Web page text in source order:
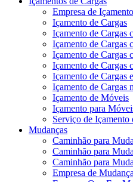
Empresa de
Içamento de Cargas
Içamento de Cargas
Içamento de Cargas
Içamento de Cargas
Içamento de Cargas
Içamento de Cargas
Içamento de Cargas
Içamento de Móveis
Içamento para
Serviço de Içamento
Mudanças
Caminhão para
Caminhão para
Caminhão para
Empresa de